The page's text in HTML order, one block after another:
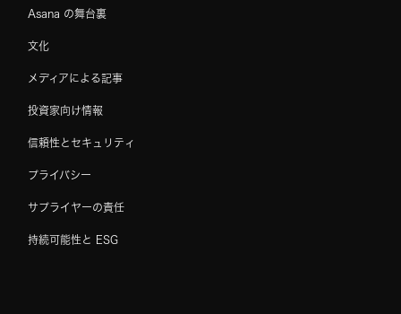
Asana の舞台裏
文化
メディアによる記事
投資家向け情報
信頼性とセキュリティ
プライバシー
サプライヤーの責任
持続可能性と ESG